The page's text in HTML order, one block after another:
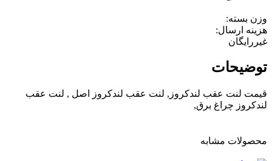
وزن بسته:
هزینه ارسال:
غیررایگان
توضیحات
قیمت لنت عقب لندکروز, لنت عقب لندکروز اصل , لنت عقب
لندکروز چراغ برق,
محصولات مشابه